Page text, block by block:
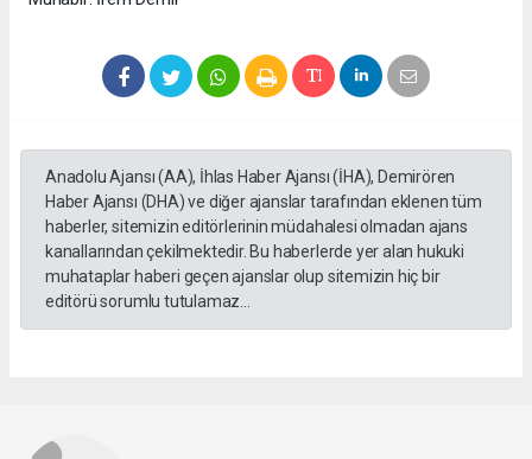
Anadolu Ajansı (AA), İhlas Haber Ajansı (İHA), Demirören
Haber Ajansı (DHA) ve diğer ajanslar tarafından eklenen tüm
haberler, sitemizin editörlerinin müdahalesi olmadan ajans
kanallarından çekilmektedir. Bu haberlerde yer alan hukuki
muhataplar haberi geçen ajanslar olup sitemizin hiç bir
editörü sorumlu tutulamaz...